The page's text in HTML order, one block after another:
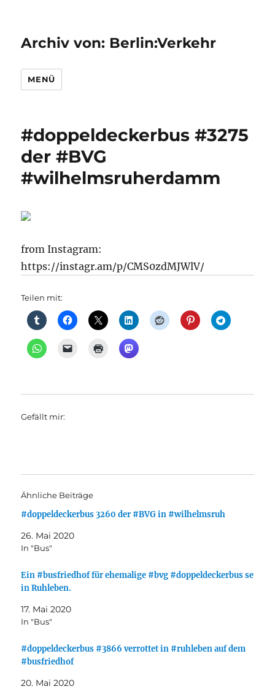
Archiv von: Berlin:Verkehr
MENÜ
#doppeldeckerbus #3275
der #BVG
#wilhelmsruherdamm
from Instagram:
https://instagr.am/p/CMS0zdMJWlV/
Teilen mit:
Gefällt mir:
Ähnliche Beiträge
#doppeldeckerbus 3260 der #BVG in #wilhelmsruh
26. Mai 2020
In "Bus"
Ein #busfriedhof für ehemalige #bvg #doppeldeckerbus se
in Ruhleben.
17. Mai 2020
In "Bus"
#doppeldeckerbus #3866 verrottet in #ruhleben auf dem
#busfriedhof
20. Mai 2020